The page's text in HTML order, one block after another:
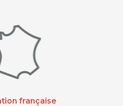
française